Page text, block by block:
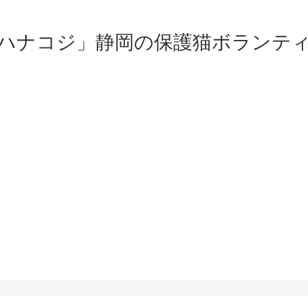
ナコジ」静岡の保護猫ボランテ